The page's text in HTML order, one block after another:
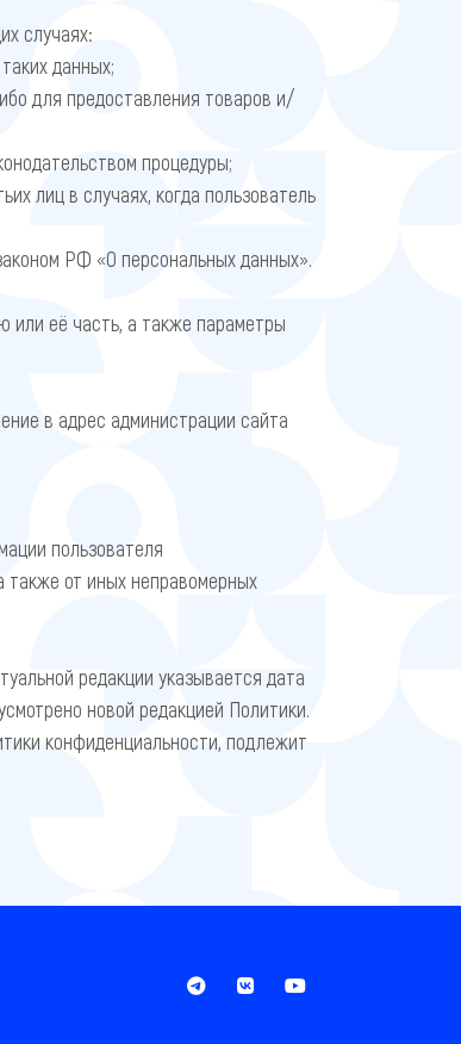
случаях:
данных;
для предоставления товаров и/
процедуры;
лиц в случаях, когда пользователь
РФ «О персональных данных».
или её часть, а также параметры
в адрес администрации сайта
пользователя
также от иных неправомерных
редакции указывается дата
новой редакцией Политики.
конфиденциальности, подлежит